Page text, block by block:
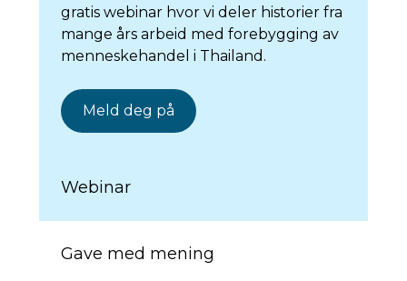
Webinar
Gave med mening
gratis webinar hvor vi deler historier fra
mange års arbeid med forebygging av
menneskehandel i Thailand.
Meld deg på